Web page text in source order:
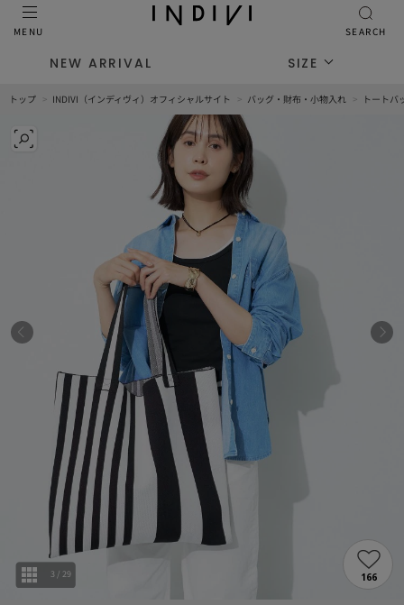
MENU SEARCH
NEW ARRIVAL SIZE
トップ INDIVI（インディヴィ）オフィシャルサイト バッグ・財布・小物入れ トートバ
3 / 29 166